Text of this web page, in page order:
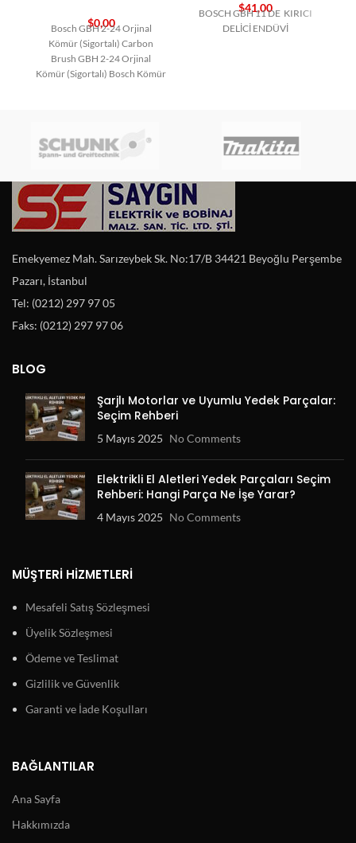
$0,00
Bosch GBH 2-24 Orjinal
Kömür (Sigortalı) Carbon
Brush GBH 2-24 Orjinal
Kömür (Sigortalı) Bosch Kömür
$41,00
BOSCH GBH 11 DE KIRICI
DELİCİ ENDÜVİ
Emekyemez Mah. Sarızeybek Sk. No:17/B 34421 Beyoğlu Perşembe
Pazarı, İstanbul
Tel: (0212) 297 97 05
Faks: (0212) 297 97 06
BLOG
Şarjlı Motorlar ve Uyumlu Yedek Parçalar:
Seçim Rehberi
5 Mayıs 2025 No Comments
Elektrikli El Aletleri Yedek Parçaları Seçim
Rehberi: Hangi Parça Ne İşe Yarar?
4 Mayıs 2025 No Comments
MÜŞTERI HIZMETLERI
Mesafeli Satış Sözleşmesi
Üyelik Sözleşmesi
Ödeme ve Teslimat
Gizlilik ve Güvenlik
Garanti ve İade Koşulları
BAĞLANTILAR
Ana Sayfa
Hakkımızda